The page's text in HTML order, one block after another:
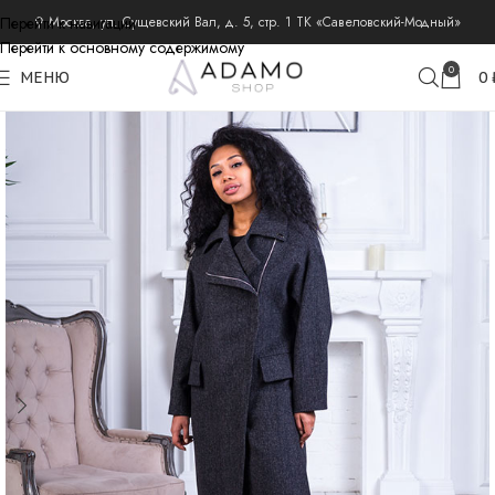
Перейти к навигации
Перейти к основному содержимому
⚲ Москва, ул. Сущевский Вал, д. 5, стр. 1 ТК «Савеловский-Модный»
МЕНЮ 0 0
главная пальто из шерсти и кашемира пальто демисезонные